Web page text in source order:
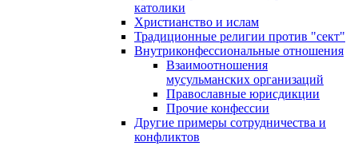
католики
Христианство и ислам
Традиционные религии против "сект"
Внутриконфессиональные отношения
Взаимоотношения
мусульманских организаций
Православные юрисдикции
Прочие конфессии
Другие примеры сотрудничества и
конфликтов